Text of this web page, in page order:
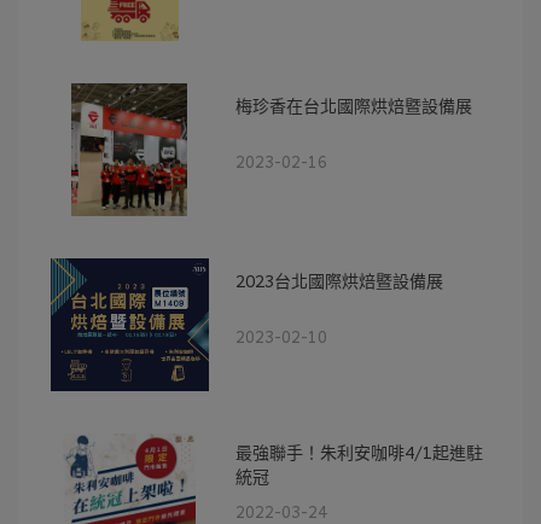
梅珍香在台北國際烘焙暨設備展
2023-02-16
2023台北國際烘焙暨設備展
2023-02-10
最強聯手！朱利安咖啡4/1起進駐
統冠
2022-03-24